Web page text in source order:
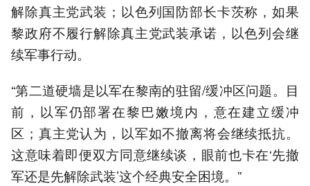
解除真主党武装；以色列国防部长卡茨称，如果
黎政府不履行解除真主党武装承诺，以色列会继
续军事行动。
“第二道硬墙是以军在黎南的驻留/缓冲区问题。目
前，以军仍部署在黎巴嫩境内，意在建立缓冲
区；真主党认为，以军如不撤离将会继续抵抗。
这意味着即便双方同意继续谈，眼前也卡在‘先撤
军还是先解除武装’这个经典安全困境。”